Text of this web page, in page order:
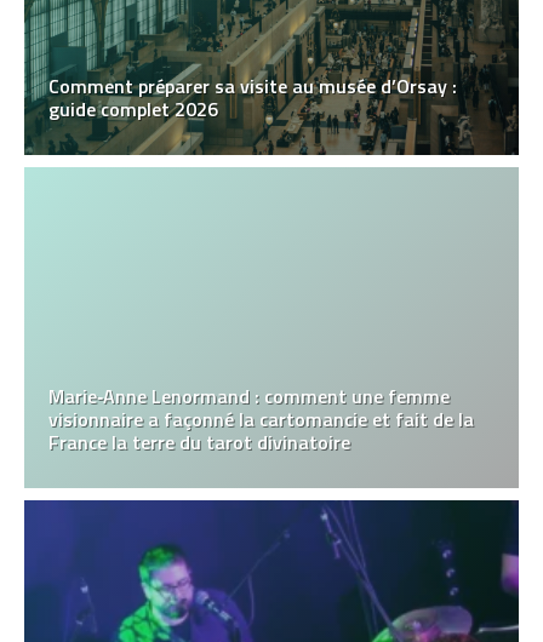
Comment préparer sa visite au musée d’Orsay :
guide complet 2026
Marie‑Anne Lenormand : comment une femme
visionnaire a façonné la cartomancie et fait de la
France la terre du tarot divinatoire